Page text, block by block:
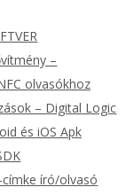
–
olvasókhoz
– Digital Logic
és iOS Apk
író/olvasó